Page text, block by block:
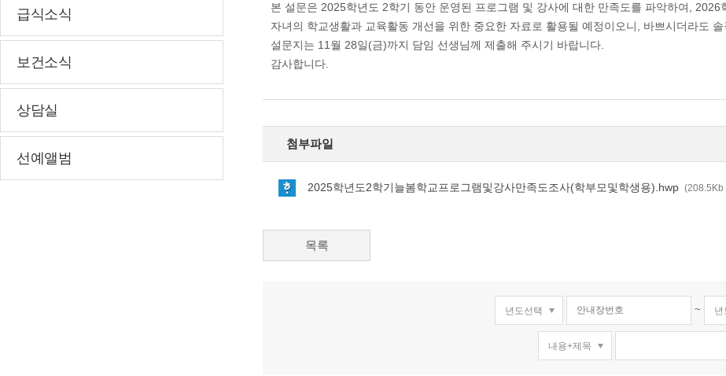
급식소식
보건소식
상담실
선예앨범
본 설문은 2025학년도 2학기 동안 운영된 프로그램 및 강사에 대한 만족도를 파악하여, 2026
자녀의 학교생활과 교육활동 개선을 위한 중요한 자료로 활용될 예정이오니, 바쁘시더라도
설문지는 11월 28일(금)까지 담임 선생님께 제출해 주시기 바랍니다.
감사합니다.
첨부파일
2025학년도2학기늘봄학교프로그램및강사만족도조사(학부모및학생용).hwp (208.5Kb
목록
~